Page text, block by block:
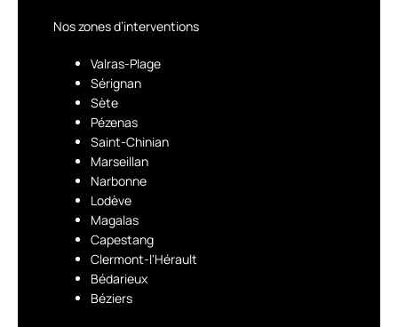
Nos zones d’interventions
Valras-Plage
Sérignan
Sète
Pézenas
Saint-Chinian
Marseillan
Narbonne
Lodève
Magalas
Capestang
Clermont-l'Hérault
Bédarieux
Béziers